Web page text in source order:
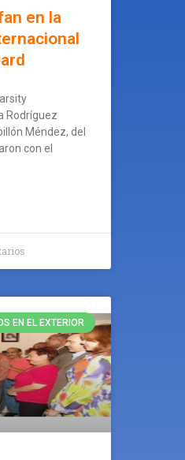
en la
Rodríguez
Méndez, del
con el
EN EL EXTERIOR